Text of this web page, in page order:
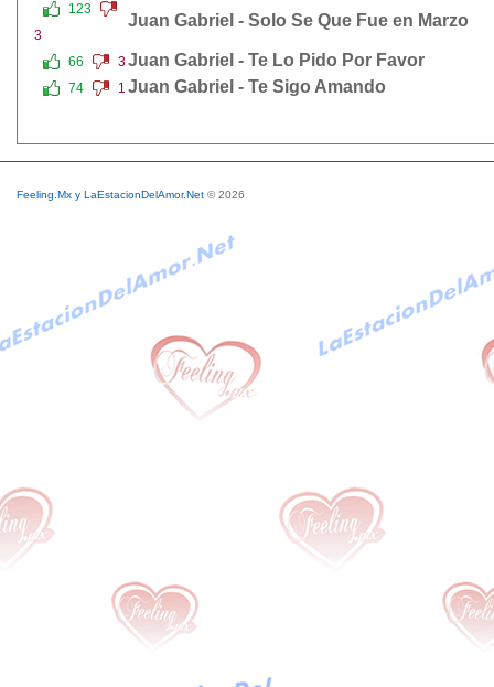
123
3
Juan Gabriel - Solo Se Que Fue en Marzo
66 3Juan Gabriel - Te Lo Pido Por Favor
74 1 Juan Gabriel - Te Sigo Amando
Feeling.Mx y LaEstacionDelAmor.Net © 2026